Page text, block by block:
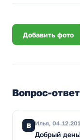
Добавить фото
Вопрос-ответ
В Илья,
Добрый